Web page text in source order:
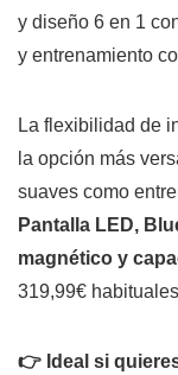
y diseño 6 en 1
y entrenamiento
La flexibilidad de
la opción más
suaves como
Pantalla LED,
magnético y
319,99€
👉 Ideal si